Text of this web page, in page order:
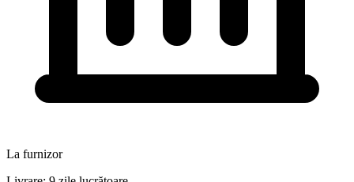
La furnizor